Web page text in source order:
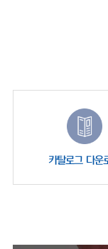
카탈로그 다운